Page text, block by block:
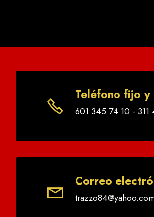
Teléfono fijo y
601 345 74 10 - 311
Correo